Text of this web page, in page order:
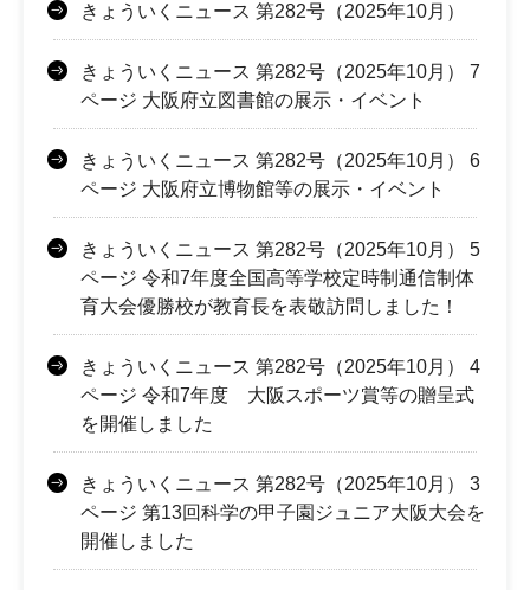
きょういくニュース 第282号（2025年10月）
きょういくニュース 第282号（2025年10月） 7
ページ 大阪府立図書館の展示・イベント
きょういくニュース 第282号（2025年10月） 6
ページ 大阪府立博物館等の展示・イベント
きょういくニュース 第282号（2025年10月） 5
ページ 令和7年度全国高等学校定時制通信制体
育大会優勝校が教育長を表敬訪問しました！
きょういくニュース 第282号（2025年10月） 4
ページ 令和7年度 大阪スポーツ賞等の贈呈式
を開催しました
きょういくニュース 第282号（2025年10月） 3
ページ 第13回科学の甲子園ジュニア大阪大会を
開催しました